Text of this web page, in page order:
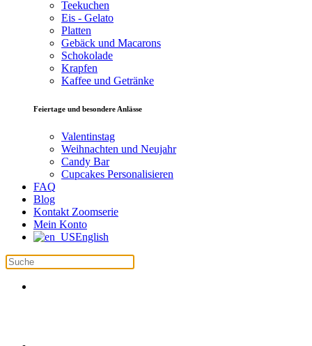
Teekuchen
Eis - Gelato
Platten
Gebäck und Macarons
Schokolade
Krapfen
Kaffee und Getränke
Feiertage und besondere Anlässe
Valentinstag
Weihnachten und Neujahr
Candy Bar
Cupcakes Personalisieren
FAQ
Blog
Kontakt Zoomserie
Mein Konto
English